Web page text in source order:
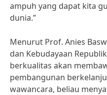
ampuh yang dapat kita
dunia.”
Menurut Prof. Anies
dan Kebudayaan
berkualitas akan
pembangunan
wawancara, beliau